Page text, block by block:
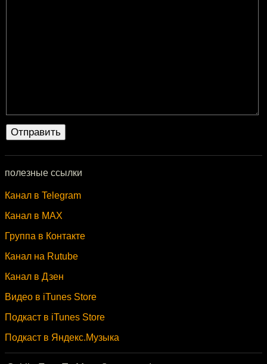
полезные ссылки
Канал в Telegram
Канал в MAX
Группа в Контакте
Канал на Rutube
Канал в Дзен
Видео в iTunes Store
Подкаст в iTunes Store
Подкаст в Яндекс.Музыка